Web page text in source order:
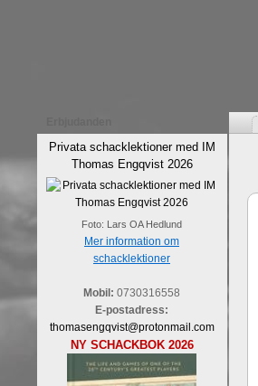
Privata schacklektioner med IM
Thomas Engqvist 2026
Foto: Lars OA Hedlund
Mer information om
schacklektioner
Mobil: 0730316558
E-postadress:
thomasengqvist@protonmail.com
NY SCHACKBOK 2026